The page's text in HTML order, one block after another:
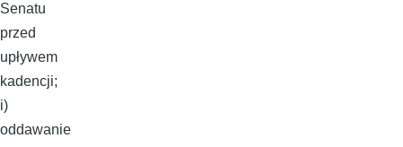
Senatu
przed
upływem
kadencji;
i)
oddawanie